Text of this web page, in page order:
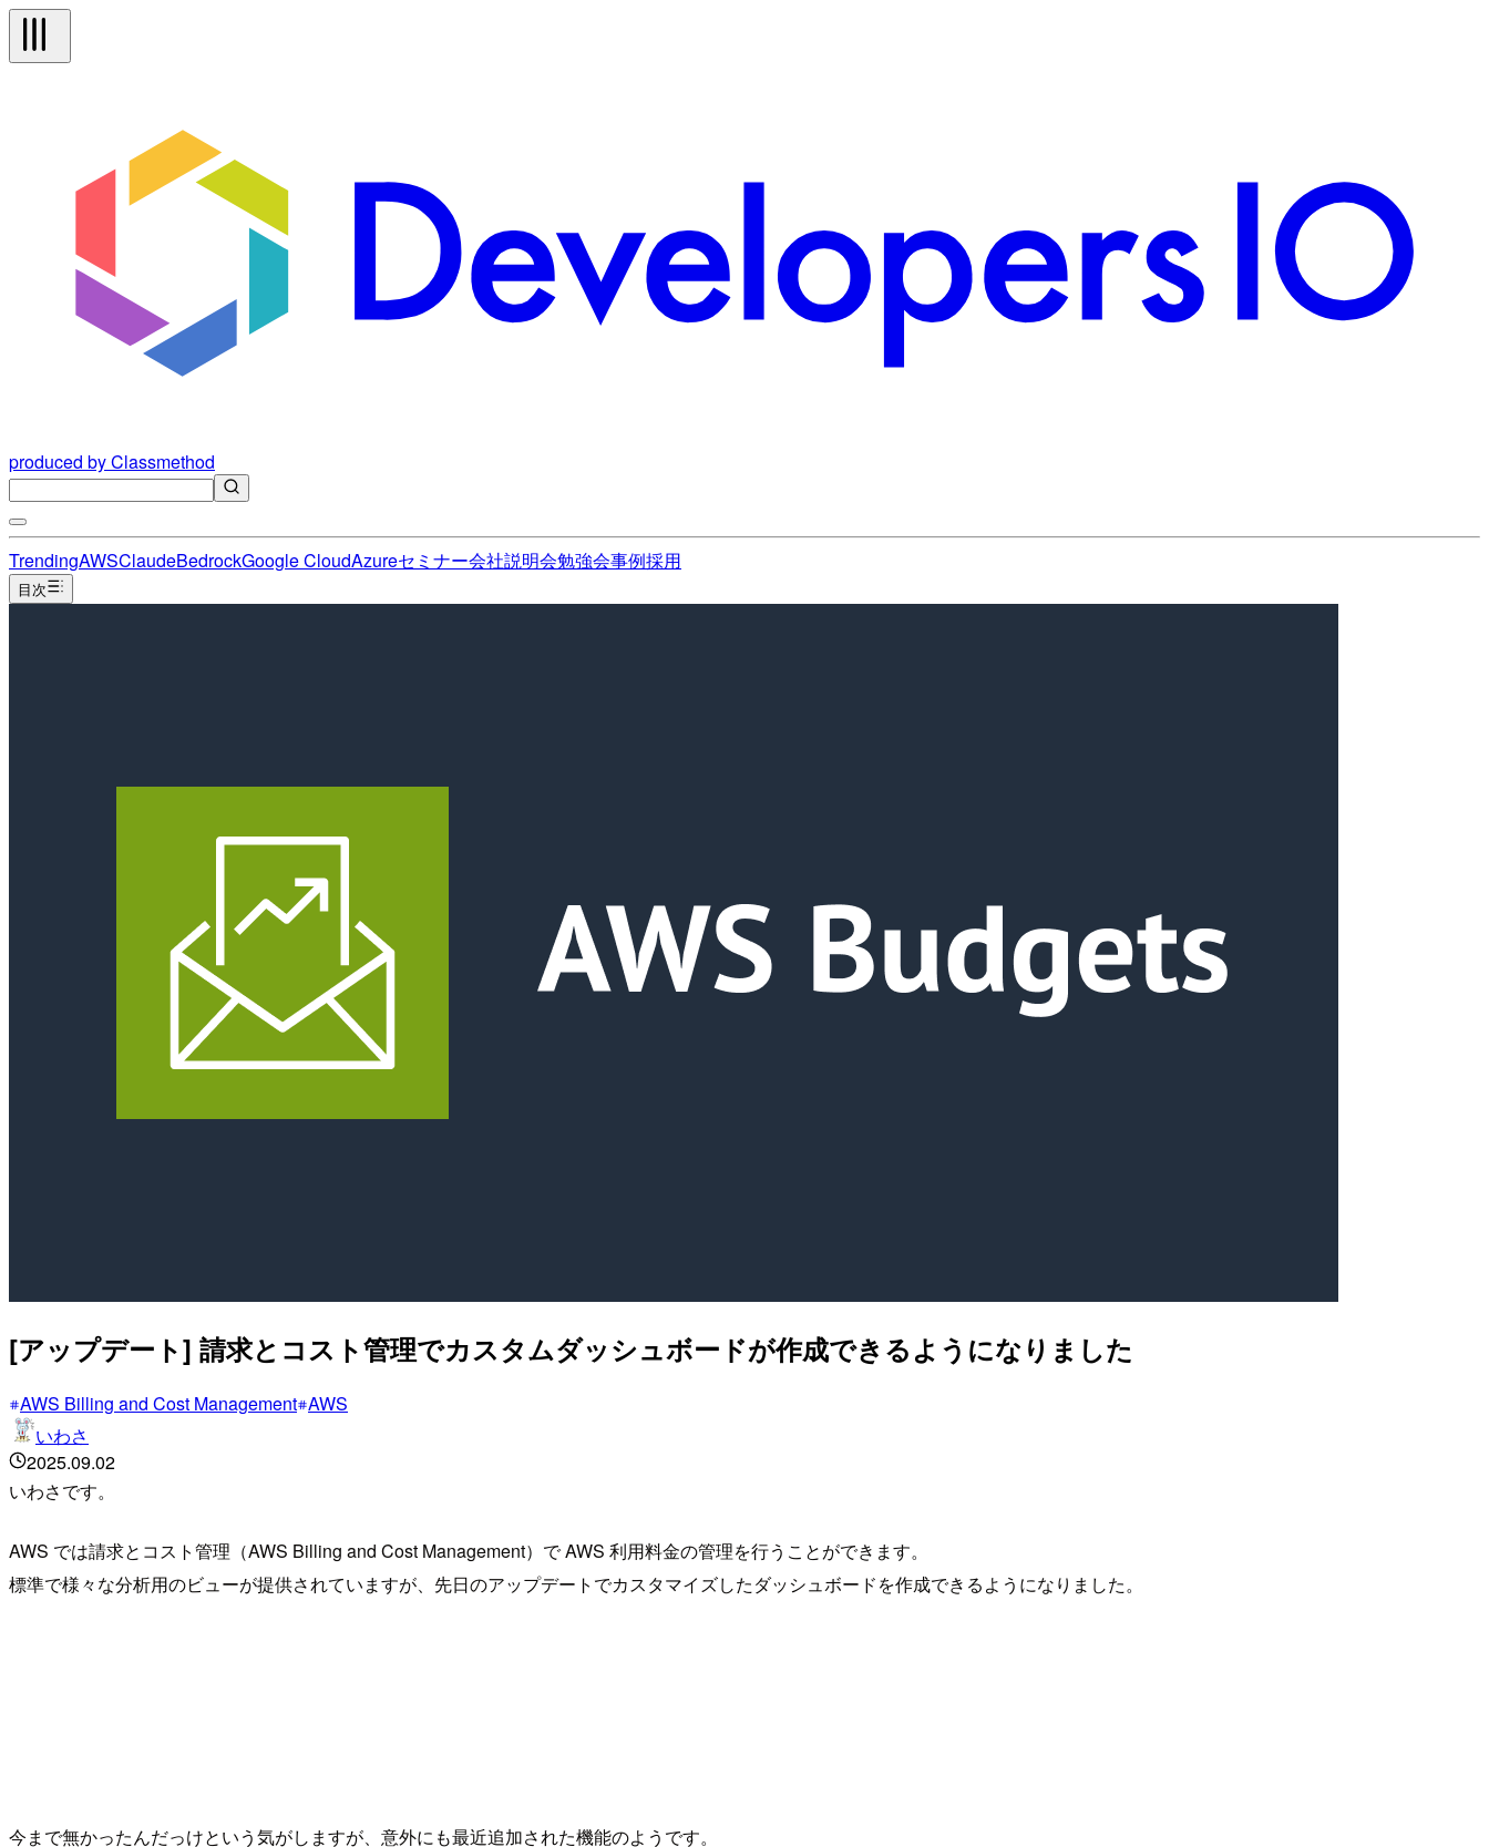
produced by Classmethod
TrendingAWSClaudeBedrockGoogle CloudAzureセミナー会社説明会勉強会事例採用
目次
[アップデート] 請求とコスト管理でカスタムダッシュボードが作成できるようになりました
AWS Billing and Cost Management AWS
いわさ
2025.09.02
いわさです。
AWS では請求とコスト管理（AWS Billing and Cost Management）で AWS 利用料金の管理を行うことができます。
標準で様々な分析用のビューが提供されていますが、先日のアップデートでカスタマイズしたダッシュボードを作成できるようになりました。
今まで無かったんだっけという気がしますが、意外にも最近追加された機能のようです。